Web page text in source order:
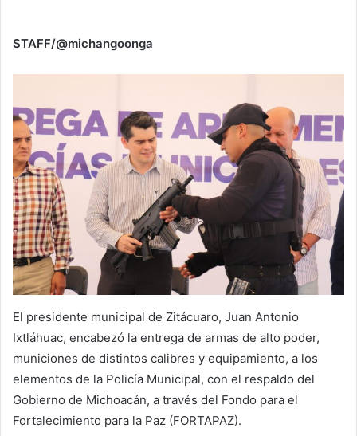
STAFF/@michangoonga
El presidente municipal de Zitácuaro, Juan Antonio
Ixtláhuac, encabezó la entrega de armas de alto poder,
municiones de distintos calibres y equipamiento, a los
elementos de la Policía Municipal, con el respaldo del
Gobierno de Michoacán, a través del Fondo para el
Fortalecimiento para la Paz (FORTAPAZ).